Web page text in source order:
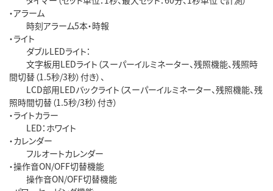
・アラーム
時刻アラーム5本・時報
・ライト
ダブルLEDライト：
文字板用LEDライト（スーパーイルミネーター、残照機能、残照時
間切替（1.5秒/3秒）付き）、
LCD部用LEDバックライト（スーパーイルミネーター、残照機能、残
照時間切替（1.5秒/3秒）付き）
・ライトカラー
LED：ホワイト
・カレンダー
フルオートカレンダー
・操作音ON/OFF切替機能
操作音ON/OFF切替機能